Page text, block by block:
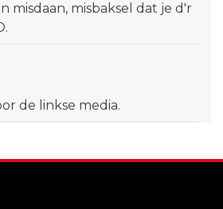
misdaan, misbaksel dat je d'r
de linkse media.